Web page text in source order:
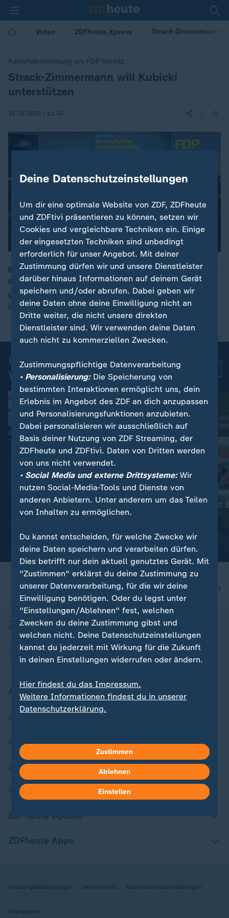
Video ZDFheute Xpress Strack-Zimmermann
Kampfabstimmung um FDP-Vorsitz
:
Strack-Zimmermann will Kubicki
unterstützen
31.05.2026 | 11:55
00:14
Marie-Agnes Strack-Zimmermann hatte sich beim FDP-
Parteitag überraschend für den Vorsitz beworben - und
gegen Wolfgang Kubicki verloren. Nun sagt sie ihm
ihre Unterstützung zu.
Kurznachrichten: Aktuelle
Videos
25 Verletzte nach Kollision:
Gelsenkirchen:
Straßenbahnen stoßen
Video
US-Investor kauft
Apollo gewinnt
Video 0:25
nach oben
Aktuell bei ZDFheute
Aktuelle Sendungs-Videos
ZDFheute Stories
Themen im Überblick
ZDFheute Update
Nutzungsbedingungen Datenschutz Datenschutzeinstellungen
Impressum
Deine Datenschutzeinstellungen
Um dir eine optimale Website von ZDF, ZDFheute
und ZDFtivi präsentieren zu können, setzen wir
Cookies und vergleichbare Techniken ein. Einige
der eingesetzten Techniken sind unbedingt
erforderlich für unser Angebot. Mit deiner
Zustimmung dürfen wir und unsere Dienstleister
darüber hinaus Informationen auf deinem Gerät
speichern und/oder abrufen. Dabei geben wir
deine Daten ohne deine Einwilligung nicht an
Dritte weiter, die nicht unsere direkten
Dienstleister sind. Wir verwenden deine Daten
auch nicht zu kommerziellen Zwecken.
Zustimmungspflichtige Datenverarbeitung
• Personalisierung:Die Speicherung von
bestimmten Interaktionen ermöglicht uns, dein
Erlebnis im Angebot des ZDF an dich anzupassen
und Personalisierungsfunktionen anzubieten.
Dabei personalisieren wir ausschließlich auf
Basis deiner Nutzung von ZDF Streaming, der
ZDFheute und ZDFtivi. Daten von Dritten werden
von uns nicht verwendet.
• Social Media und externe Drittsysteme:Wir
nutzen Social-Media-Tools und Dienste von
anderen Anbietern. Unter anderem um das Teilen
von Inhalten zu ermöglichen.
Du kannst entscheiden, für welche Zwecke wir
deine Daten speichern und verarbeiten dürfen.
Dies betrifft nur dein aktuell genutztes Gerät. Mit
"Zustimmen" erklärst du deine Zustimmung zu
unserer Datenverarbeitung, für die wir deine
Einwilligung benötigen. Oder du legst unter
"Einstellungen/Ablehnen" fest, welchen
Zwecken du deine Zustimmung gibst und
welchen nicht. Deine Datenschutzeinstellungen
kannst du jederzeit mit Wirkung für die Zukunft
in deinen Einstellungen widerrufen oder ändern.
Hier findest du das Impressum.
Weitere Informationen findest du in unserer
Datenschutzerklärung.
Zustimmen
Ablehnen
Einstellen